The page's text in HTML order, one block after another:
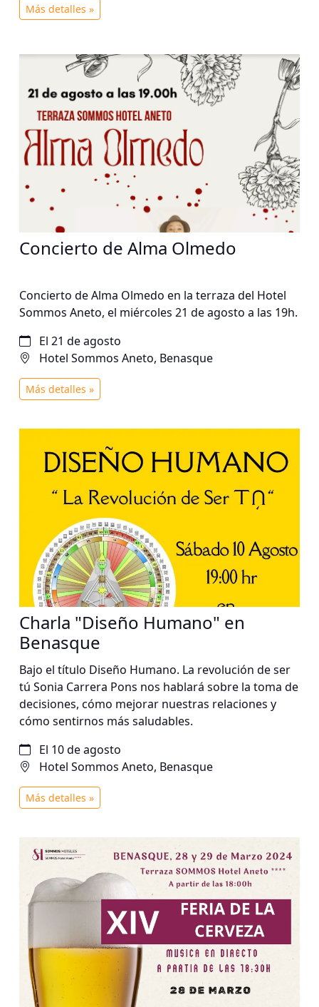
Más detalles »
Concierto de Alma Olmedo
Concierto de Alma Olmedo en la terraza del Hotel
Sommos Aneto, el miércoles 21 de agosto a las 19h.
El 21 de agosto
Hotel Sommos Aneto, Benasque
Más detalles »
Charla "Diseño Humano" en
Benasque
Bajo el título Diseño Humano. La revolución de ser
tú Sonia Carrera Pons nos hablará sobre la toma de
decisiones, cómo mejorar nuestras relaciones y
cómo sentirnos más saludables.
El 10 de agosto
Hotel Sommos Aneto, Benasque
Más detalles »